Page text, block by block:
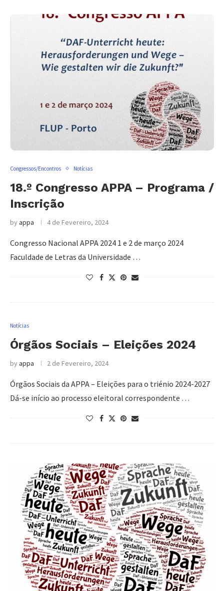
Congressos/Encontros Notícias
18.º Congresso APPA – Programa /
Inscrição
byappa 4 de Fevereiro, 2024
Congresso Nacional APPA 2024 1 e 2 de março 2024
Faculdade de Letras da Universidade …
Notícias
Órgãos Sociais – Eleições 2024
byappa 2 de Fevereiro, 2024
Órgãos Sociais da APPA – Eleições para o triénio 2024-2027
Dá-se início ao processo eleitoral correspondente …